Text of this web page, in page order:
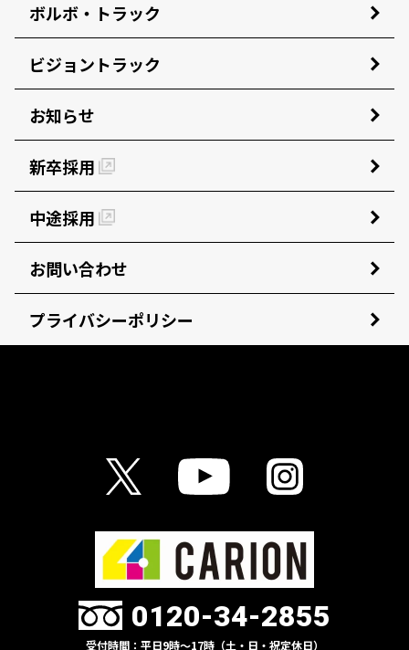
ボルボ・トラック
ビジョントラック
お知らせ
新卒採用
中途採用
お問い合わせ
プライバシーポリシー
0120-34-2855
受付時間：平日9時〜17時（土・日・祝定休日）